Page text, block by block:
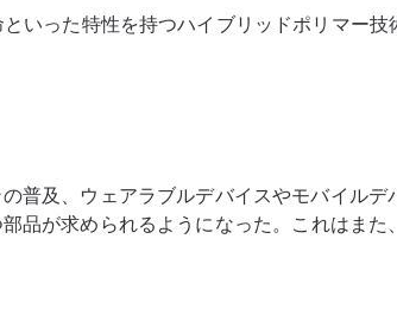
いった特性を持つハイブリッドポリマー
普及、ウェアラブルデバイスやモバイル
品が求められるようになった。これはま